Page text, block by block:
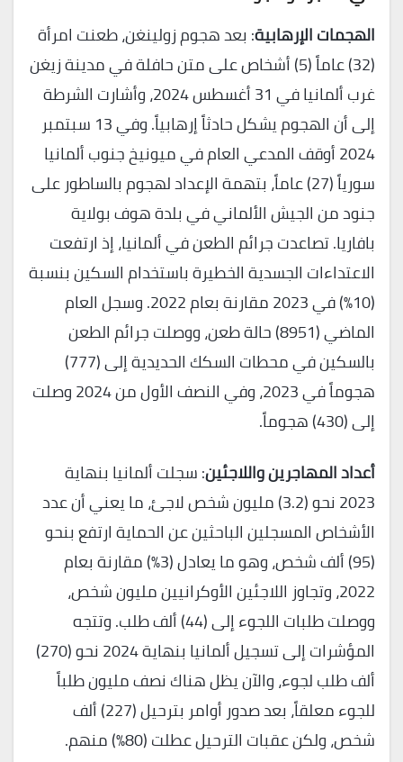
الهجمات الإرهابية: بعد هجوم زولينغن، طعنت امرأة
(32) عاماً (5) أشخاص على متن حافلة في مدينة زيغن
غرب ألمانيا في 31 أغسطس 2024، وأشارت الشرطة
إلى أن الهجوم يشكل حادثاً إرهابياً. وفي 13 سبتمبر
2024 أوقف المدعي العام في ميونيخ جنوب ألمانيا
سورياً (27) عاماً، بتهمة الإعداد لهجوم بالساطور على
جنود من الجيش الألماني في بلدة هوف بولاية
بافاريا. تصاعدت جرائم الطعن في ألمانيا، إذ ارتفعت
الاعتداءات الجسدية الخطيرة باستخدام السكين بنسبة
(10%) في 2023 مقارنة بعام 2022. وسجل العام
الماضي (8951) حالة طعن، ووصلت جرائم الطعن
بالسكين في محطات السكك الحديدية إلى (777)
هجوماً في 2023، وفي النصف الأول من 2024 وصلت
إلى (430) هجوماً.
أعداد المهاجرين واللاجئين: سجلت ألمانيا بنهاية
2023 نحو (3.2) مليون شخص لاجئ، ما يعني أن عدد
الأشخاص المسجلين الباحثين عن الحماية ارتفع بنحو
(95) ألف شخص، وهو ما يعادل (3%) مقارنة بعام
2022، وتجاوز اللاجئين الأوكرانيين مليون شخص،
ووصلت طلبات اللجوء إلى (44) ألف طلب. وتتجه
المؤشرات إلى تسجيل ألمانيا بنهاية 2024 نحو (270)
ألف طلب لجوء، والآن يظل هناك نصف مليون طلباً
للجوء معلقاً، بعد صدور أوامر بترحيل (227) ألف
شخص، ولكن عقبات الترحيل عطلت (80%) منهم.